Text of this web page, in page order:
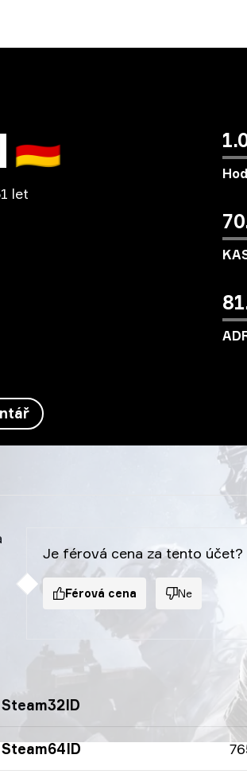
🇩🇪
let
Je férová cena za tento účet?
Férová cena Ne
Steam32ID
Steam64ID